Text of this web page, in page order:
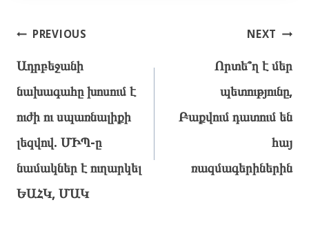
Post
PREVIOUS
Ադրբեջանի
նախագահը խոսում է
ուժի ու սպառնալիքի
լեզվով. ՄԻՊ-ը
նամակներ է ուղարկել
ԵԱՀԿ, ՄԱԿ
NEXT
Որտե՞ղ է մեր
պետությունը,
Բաքվում դատում են
հայ
ռազմագերիներին